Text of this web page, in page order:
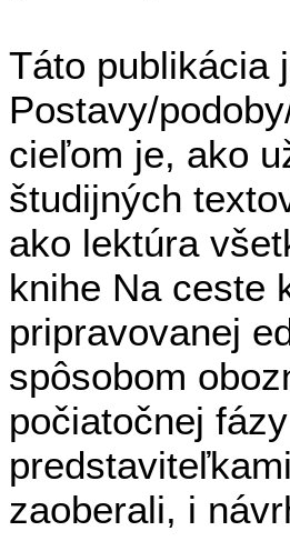
Táto publikácia
Postavy/
cieľom je, ako
študijných
ako lektúra
knihe Na ceste
pripravovanej
spôsobom
počiatočnej
zaoberali, i